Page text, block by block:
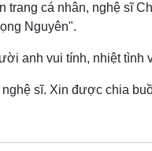
trang cá nhân, nghệ sĩ
Nguyên".
anh vui tính, nhiệt tình
sĩ. Xin được chia